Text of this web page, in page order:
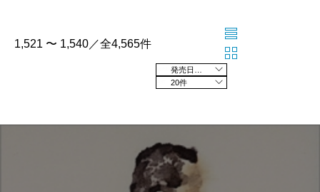
1,521 〜 1,540／全4,565件
20件